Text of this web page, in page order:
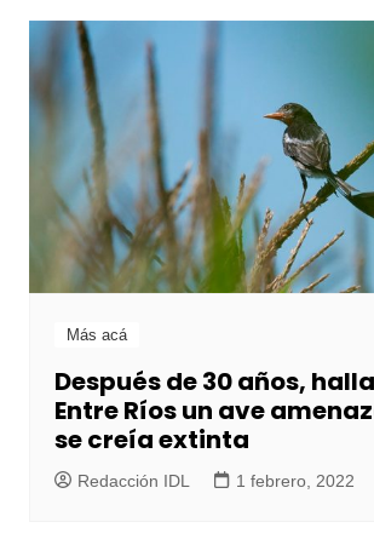
Más acá
Después de 30 años,
Entre Ríos un ave
se creía extinta
Redacción IDL 1 febrero, 2022